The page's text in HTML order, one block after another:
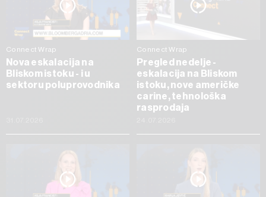
Connect Wrap
Nova eskalacija na
Bliskom istoku - i u
sektoru poluprovodnika
Connect Wrap
Pregled nedelje -
eskalacija na Bliskom
istoku, nove američke
carine, tehnološka
rasprodaja